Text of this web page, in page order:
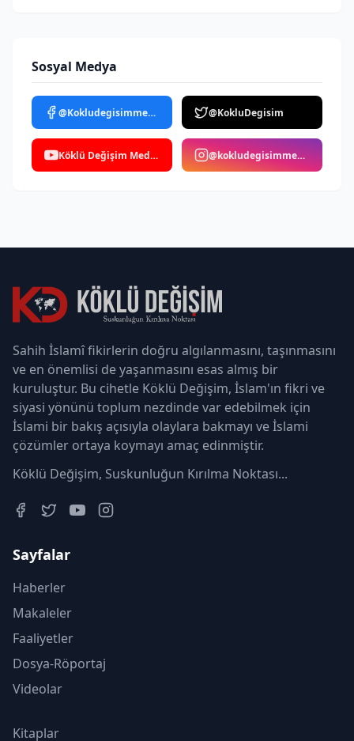
Sosyal Medya
@Kokludegisimmedya @KokluDegisim
Köklü Değişim Medya @kokludegisimmedya
Sahih İslamî fikirlerin doğru algılanmasını, taşınmasını
ve en önemlisi de yaşanmasını esas almış bir
kuruluştur. Bu cihetle Köklü Değişim, İslam'ın fikri ve
siyasi yönünü toplum nezdinde var edebilmek için
İslami bir bakış açısıyla olaylara bakmayı ve İslami
çözümler ortaya koymayı amaç edinmiştir.
Köklü Değişim, Suskunluğun Kırılma Noktası...
Sayfalar
Haberler
Makaleler
Faaliyetler
Dosya-Röportaj
Videolar
Kitaplar